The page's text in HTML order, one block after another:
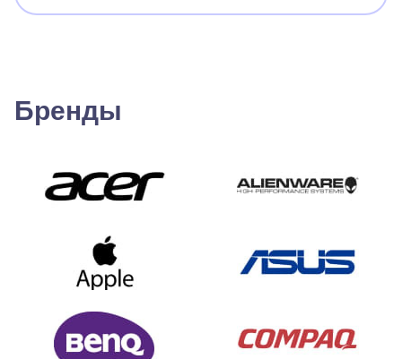
Бренды